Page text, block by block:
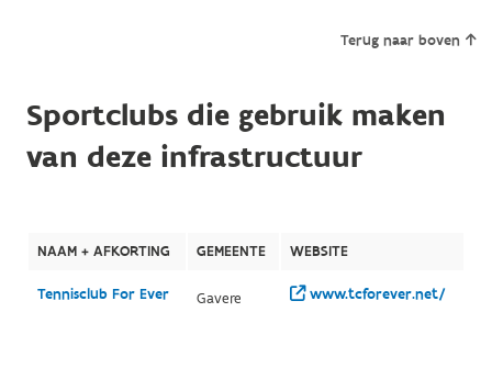
Terug naar boven
Sportclubs die gebruik maken
van deze infrastructuur
NAAM + AFKORTING GEMEENTE WEBSITE
Tennisclub For Ever Gavere www.tcforever.net/